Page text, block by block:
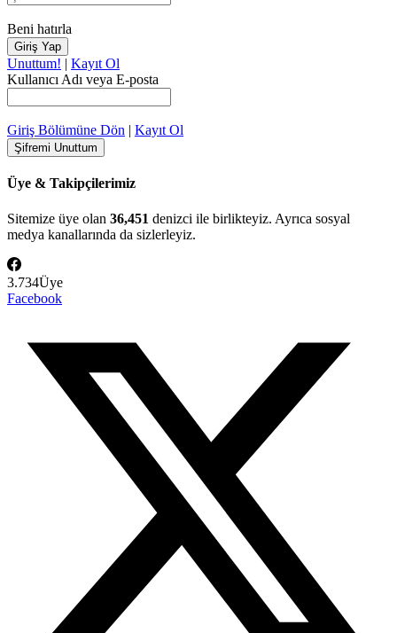
Beni hatırla
Unuttum! | Kayıt Ol
Kullanıcı Adı veya E-posta
Giriş Bölümüne Dön | Kayıt Ol
Üye & Takipçilerimiz
Sitemize üye olan 36,451 denizci ile birlikteyiz. Ayrıca sosyal
medya kanallarında da sizlerleyiz.
3.734Üye
Facebook